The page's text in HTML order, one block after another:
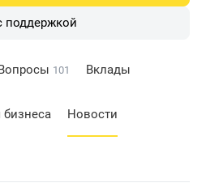
поддержкой
101 Вклады
Новости